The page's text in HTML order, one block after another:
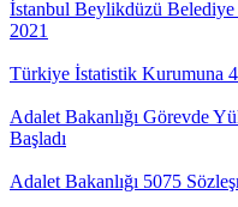
İstanbul Beylikdüzü Belediye
2021
Türkiye İstatistik Kurumuna 4
Adalet Bakanlığı Görevde
Başladı
Adalet Bakanlığı 5075